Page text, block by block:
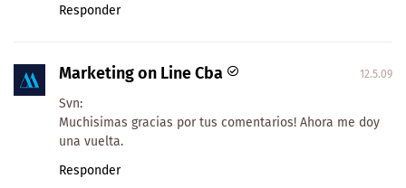
Responder
Marketing on Line Cba 12.5.09
Svn:
Muchisimas gracias por tus comentarios! Ahora me doy
una vuelta.
Responder